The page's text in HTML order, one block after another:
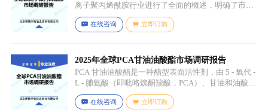
离子聚丙烯酰胺行业进行了全面的概述，明确了市场
细分与应用场景。通过对细分产品的定义与特点进行
深入分析，我们揭示了关键应用场景及其客群洞察。
在线咨询 立即订购
2025年全球PCA甘油油酸酯市场调研报告
PCA 甘油油酸酯是一种酯型表面活性剂，由 5 - 氧代 -
L - 脯氨酸（即吡咯烷酮羧酸，PCA）、甘油和油酸通
过化学反应生成，化学名称为 5 - 氧代 - L - 脯氨酸 2 -
羟基 - 3-(油酰氧基) 丙酯，分子式为 C26H45NO6，分
在线咨询 立即订购